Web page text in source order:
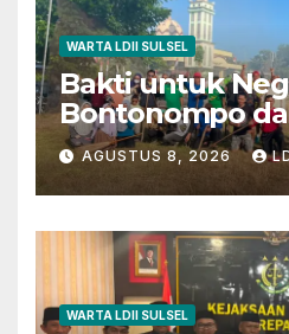
WARTA LDII SULSEL
Bakti untuk
Bontonompo
Kerja Bakti
Lapangan
AGUSTUS 8, 2026
WARTA LDII SULSEL